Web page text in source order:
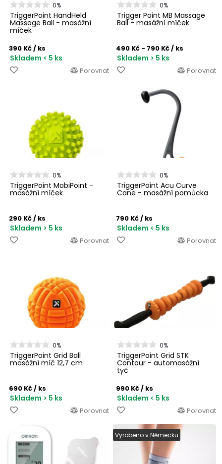
0%
TriggerPoint HandHeld
Massage Ball - masážní
míček
390 Kč/ ks
Skladem < 5 ks
Porovnat
0%
Trigger Point MB Massage
Ball - masážní míček
490 Kč - 790 Kč/ ks
Skladem > 5 ks
Porovnat
0%
TriggerPoint MobiPoint -
masážní míček
290 Kč/ ks
Skladem > 5 ks
Porovnat
0%
TriggerPoint Acu Curve
Cane - masážní pomůcka
790 Kč/ ks
Skladem < 5 ks
Porovnat
0%
TriggerPoint Grid Ball
masážní míč 12,7 cm
690 Kč/ ks
Skladem > 5 ks
Porovnat
0%
TriggerPoint Grid STK
Contour - automasážní
tyč
990 Kč/ ks
Skladem < 5 ks
Porovnat
Vyrobeno v Německu